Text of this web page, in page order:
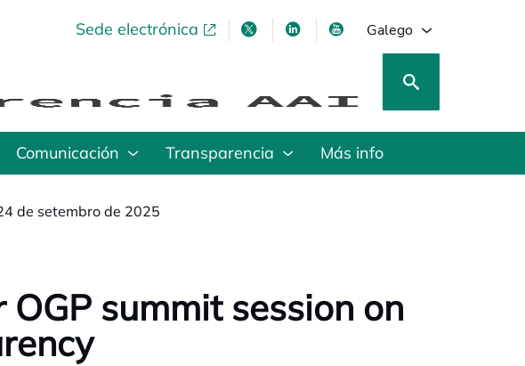
Sede electrónicaopens in a new tabopens in a new tab
opens in a new tab
opens in a new tab
Galego
Comunicación Transparencia Más info
de setembro de 2025
summit session on